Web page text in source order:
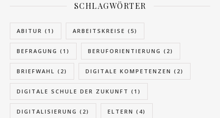
SCHLAGWÖRTER
ABITUR (1) ARBEITSKREISE (5)
BEFRAGUNG (1) BERUFORIENTIERUNG (2)
BRIEFWAHL (2) DIGITALE KOMPETENZEN (2)
DIGITALE SCHULE DER ZUKUNFT (1)
DIGITALISIERUNG (2) ELTERN (4)